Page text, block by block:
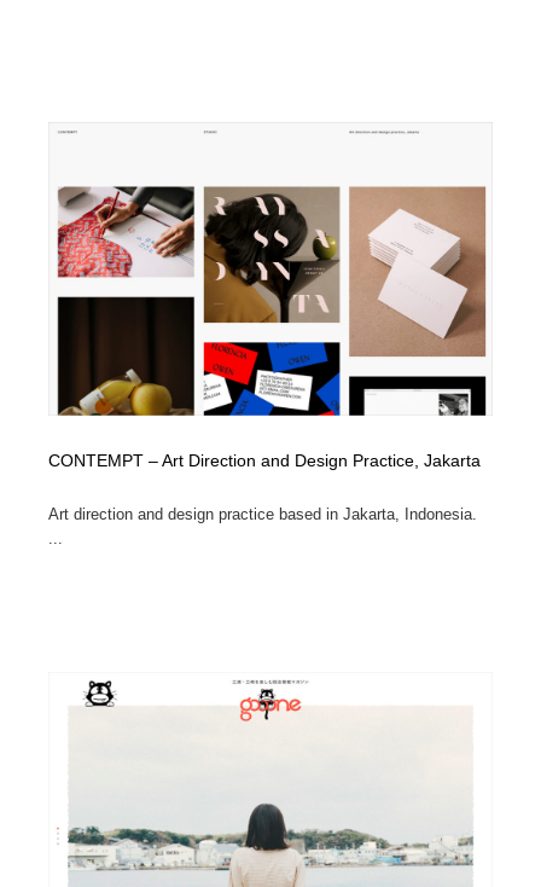
CONTEMPT – Art Direction and Design Practice, Jakarta
Art direction and design practice based in Jakarta, Indonesia.
...